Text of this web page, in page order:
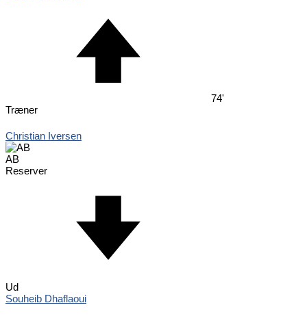
74'
Træner
Christian Iversen
AB
Reserver
Ud
Souheib Dhaflaoui